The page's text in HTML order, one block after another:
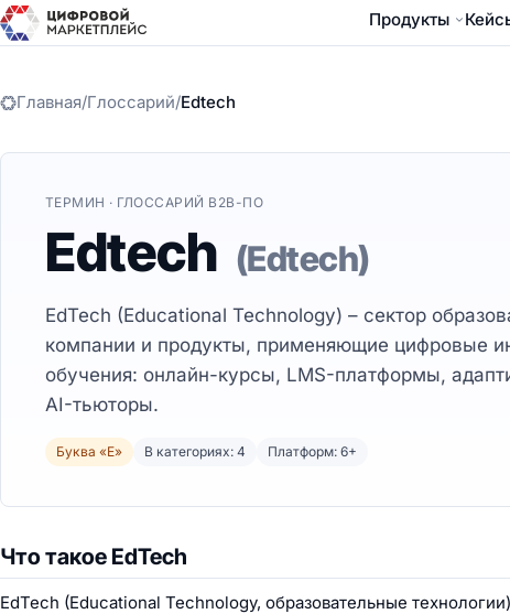
Продукты
Главная/Глоссарий/Edtech
ТЕРМИН · ГЛОССАРИЙ B2B-ПО
Edtech (Edtech)
EdTech (Educational Technology) – сектор
компании и продукты, применяющие цифровые
обучения: онлайн-курсы, LMS-платформы,
AI-тьюторы.
Буква «E» В категориях: 4 Платформ: 6+
Что такое EdTech
EdTech (Educational Technology, образовательные